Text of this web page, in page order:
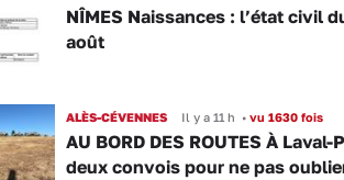
NÎMES Naissances : l’état civil
août
ALÈS-CÉVENNES Il y a 11 h •vu 1630 fois
AU BORD DES ROUTES À Laval-
deux convois pour ne pas